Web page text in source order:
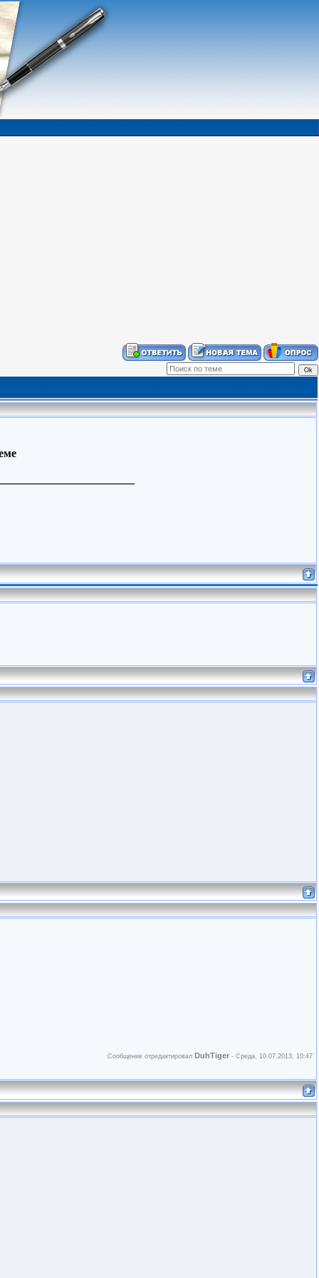
Сообщение отредактировал DuhTiger - Среда, 10.07.2013, 10:47